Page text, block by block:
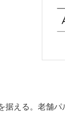
える。老舗